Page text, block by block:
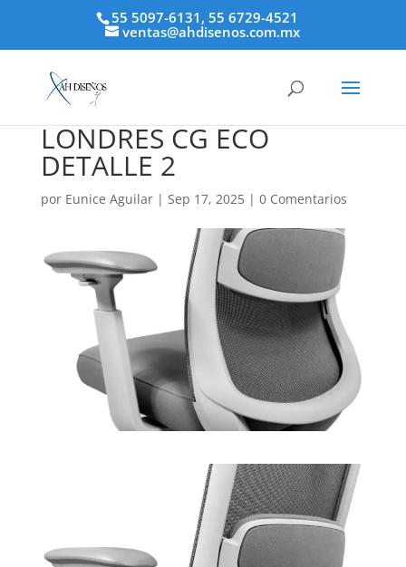
55 5097-6131, 55 6729-4521
ventas@ahdisenos.com.mx
LONDRES CG ECO
DETALLE 2
por Eunice Aguilar| Sep 17, 2025| 0 Comentarios